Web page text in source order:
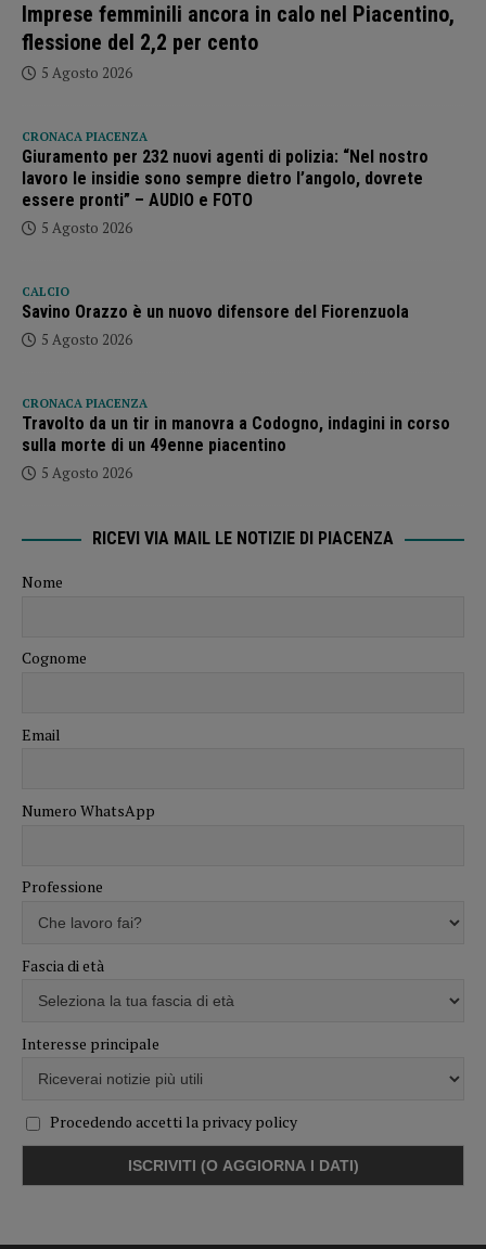
Imprese femminili ancora in calo nel Piacentino,
flessione del 2,2 per cento
5 Agosto 2026
CRONACA PIACENZA
Giuramento per 232 nuovi agenti di polizia: “Nel nostro
lavoro le insidie sono sempre dietro l’angolo, dovrete
essere pronti” – AUDIO e FOTO
5 Agosto 2026
CALCIO
Savino Orazzo è un nuovo difensore del Fiorenzuola
5 Agosto 2026
CRONACA PIACENZA
Travolto da un tir in manovra a Codogno, indagini in corso
sulla morte di un 49enne piacentino
5 Agosto 2026
RICEVI VIA MAIL LE NOTIZIE DI PIACENZA
Nome
Cognome
Email
Numero WhatsApp
Professione
Fascia di età
Interesse principale
Procedendo accetti la privacy policy